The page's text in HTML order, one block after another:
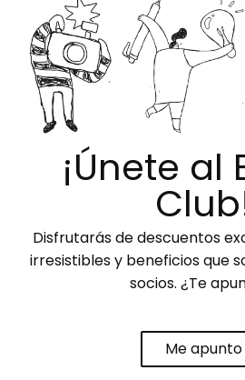
¡Únete al
Disfrutarás de descuentos
irresistibles y beneficios que
socios. ¿Te
Me apunto